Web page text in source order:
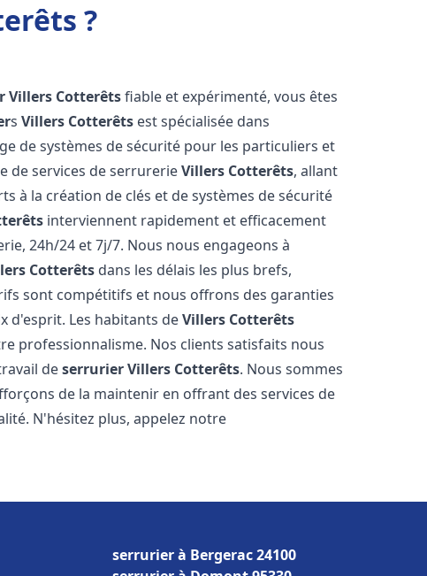
?
Villers Cotterêtsfiable et expérimenté, vous êtes
sVillers Cotterêts est spécialisée dans
de systèmes de sécurité pour les particuliers et
de services de serrurerieVillers Cotterêts, allant
à la création de clés et de systèmes de sécurité
interviennent rapidement et efficacement
24h/24 et 7j/7. Nous nous engageons à
Cotterêts dans les délais les plus brefs,
sont compétitifs et nous offrons des garanties
d'esprit. Les habitants deVillers Cotterêts
professionnalisme. Nos clients satisfaits nous
deserrurierVillers Cotterêts. Nous sommes
de la maintenir en offrant des services de
N'hésitez plus, appelez notre
serrurier à Bergerac 24100